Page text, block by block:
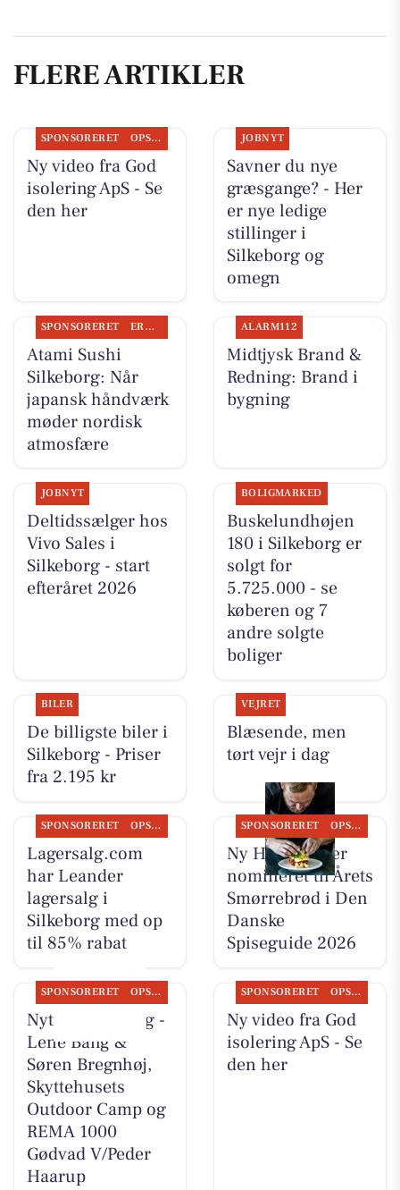
FLERE ARTIKLER
SPONSORERET OPSLAGSTAVLEN
Ny video fra God
isolering ApS - Se
den her
JOBNYT
Savner du nye
græsgange? - Her
er nye ledige
stillinger i
Silkeborg og
omegn
SPONSORERET ERHVERV
Atami Sushi
Silkeborg: Når
japansk håndværk
møder nordisk
atmosfære
ALARM112
Midtjysk Brand &
Redning: Brand i
bygning
JOBNYT
Deltidssælger hos
Vivo Sales i
Silkeborg - start
efteråret 2026
BOLIGMARKED
Buskelundhøjen
180 i Silkeborg er
solgt for
5.725.000 - se
køberen og 7
andre solgte
boliger
BILER
De billigste biler i
Silkeborg - Priser
fra 2.195 kr
VEJRET
Blæsende, men
tørt vejr i dag
SPONSORERET OPSLAGSTAVLEN
Lagersalg.com
har Leander
lagersalg i
Silkeborg med op
til 85% rabat
SPONSORERET OPSLAGSTAVLEN
Ny Hattenæs er
nomineret til Årets
Smørrebrød i Den
Danske
Spiseguide 2026
SPONSORERET OPSLAGSTAVLEN
Nyt fra CD Bolig -
Lene Bang &
Søren Bregnhøj,
Skyttehusets
Outdoor Camp og
REMA 1000
Gødvad V/Peder
Haarup
SPONSORERET OPSLAGSTAVLEN
Ny video fra God
isolering ApS - Se
den her